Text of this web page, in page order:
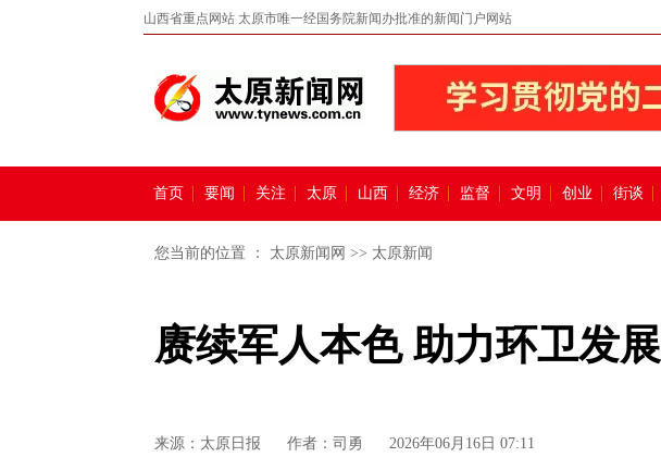
山西省重点网站 太原市唯一经国务院新闻办批准的新闻门户网站
首页 要闻 关注 太原 山西 经济 监督 文明 创业 街谈
您当前的位置 ： 太原新闻网 >> 太原新闻
赓续军人本色 助力环卫发展
来源： 太原日报 作者：司勇 2026年06月16日 07:11